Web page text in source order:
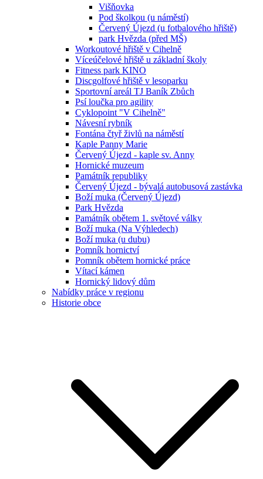
Višňovka
Pod školkou (u náměstí)
Červený Újezd (u fotbalového hřiště)
park Hvězda (před MŠ)
Workoutové hřiště v Cihelně
Víceúčelové hřiště u základní školy
Fitness park KINO
Discgolfové hřiště v lesoparku
Sportovní areál TJ Baník Zbůch
Psí loučka pro agility
Cyklopoint "V Cihelně"
Návesní rybník
Fontána čtyř živlů na náměstí
Kaple Panny Marie
Červený Újezd - kaple sv. Anny
Hornické muzeum
Památník republiky
Červený Újezd - bývalá autobusová zastávka
Boží muka (Červený Újezd)
Park Hvězda
Památník obětem 1. světové války
Boží muka (Na Výhledech)
Boží muka (u dubu)
Pomník hornictví
Pomník obětem hornické práce
Vítací kámen
Hornický lidový dům
Nabídky práce v regionu
Historie obce